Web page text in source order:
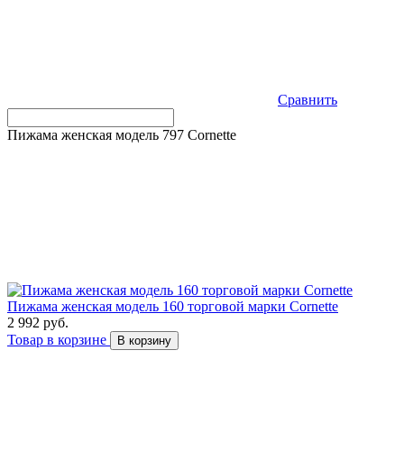
Сравнить
Пижама женская модель 797 Cornette
Пижама женская модель 160 торговой марки Cornette
2 992 руб.
Товар в корзине
В корзину